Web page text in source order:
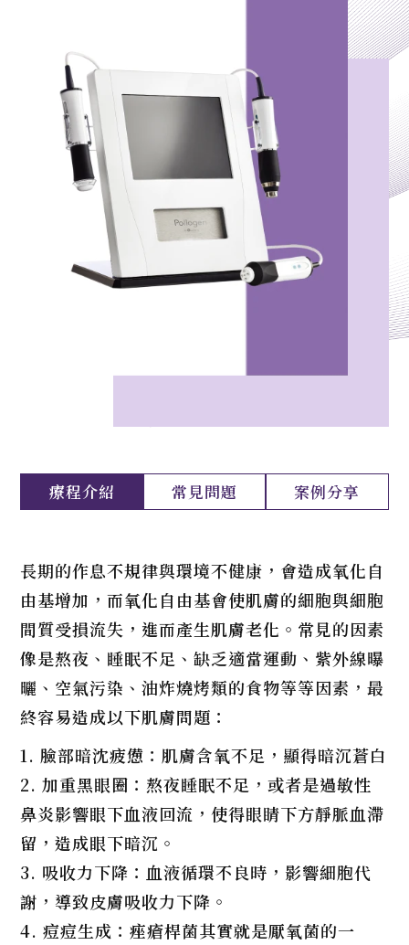
療程介紹 常見問題 案例分享
長期的作息不規律與環境不健康，會造成氧化自
由基增加，而氧化自由基會使肌膚的細胞與細胞
間質受損流失，進而產生肌膚老化。常見的因素
像是熬夜、睡眠不足、缺乏適當運動、紫外線曝
曬、空氣污染、油炸燒烤類的食物等等因素，最
終容易造成以下肌膚問題：
1. 臉部暗沈疲憊：肌膚含氧不足，顯得暗沉蒼白
2. 加重黑眼圈：熬夜睡眠不足，或者是過敏性
鼻炎影響眼下血液回流，使得眼睛下方靜脈血滯
留，造成眼下暗沉。
3. 吸收力下降：血液循環不良時，影響細胞代
謝，導致皮膚吸收力下降。
4. 痘痘生成：痤瘡桿菌其實就是厭氧菌的一